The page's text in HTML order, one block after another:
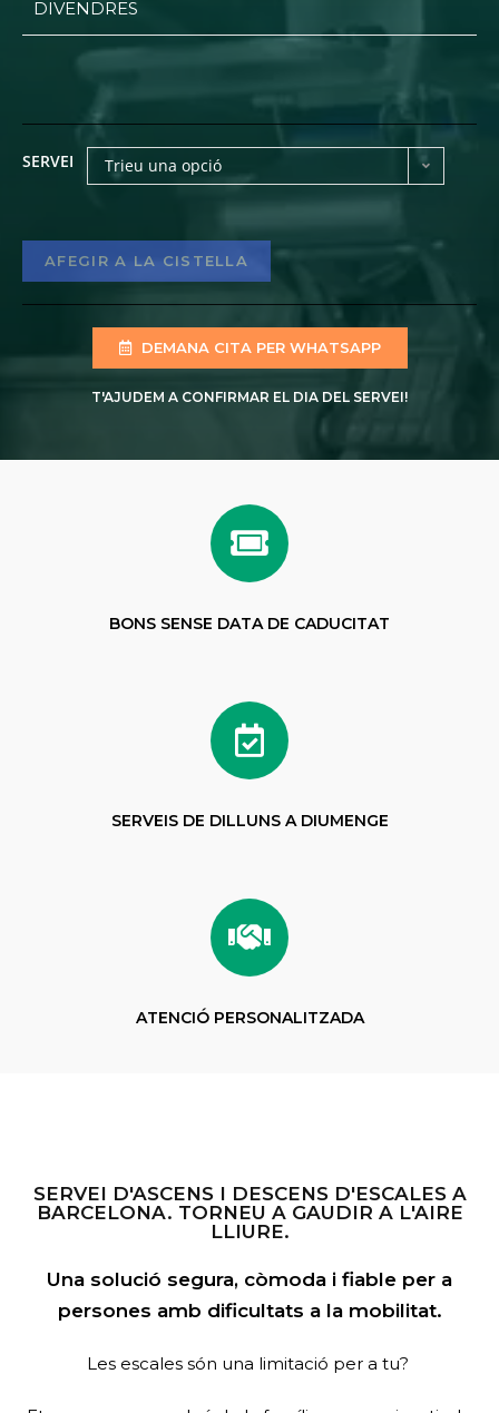
DIVENDRES
SERVEI Trieu una opció
AFEGIR A LA CISTELLA
DEMANA CITA PER WHATSAPP
T'AJUDEM A CONFIRMAR EL DIA DEL SERVEI!
BONS SENSE DATA DE CADUCITAT
SERVEIS DE DILLUNS A DIUMENGE
ATENCIÓ PERSONALITZADA
SERVEI D'ASCENS I DESCENS D'ESCALES A
BARCELONA. TORNEU A GAUDIR A L'AIRE
LLIURE.
Una solució segura, còmoda i fiable per a
persones amb dificultats a la mobilitat.
Les escales són una limitació per a tu?